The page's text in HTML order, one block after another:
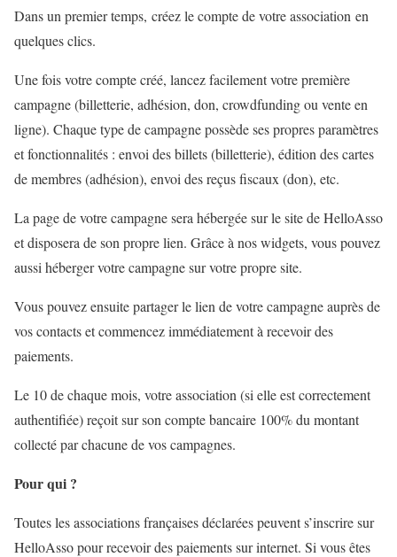
Dans un premier temps, créez le compte de votre association en
quelques clics.
Une fois votre compte créé, lancez facilement votre première
campagne (billetterie, adhésion, don, crowdfunding ou vente en
ligne). Chaque type de campagne possède ses propres paramètres
et fonctionnalités : envoi des billets (billetterie), édition des cartes
de membres (adhésion), envoi des reçus fiscaux (don), etc.
La page de votre campagne sera hébergée sur le site de HelloAsso
et disposera de son propre lien. Grâce à nos widgets, vous pouvez
aussi héberger votre campagne sur votre propre site.
Vous pouvez ensuite partager le lien de votre campagne auprès de
vos contacts et commencez immédiatement à recevoir des
paiements.
Le 10 de chaque mois, votre association (si elle est correctement
authentifiée) reçoit sur son compte bancaire 100% du montant
collecté par chacune de vos campagnes.
Pour qui ?
Toutes les associations françaises déclarées peuvent s’inscrire sur
HelloAsso pour recevoir des paiements sur internet. Si vous êtes